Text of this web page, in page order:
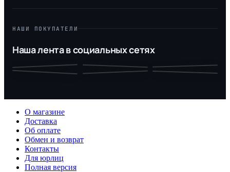
НАШИ ПОКУПАТЕЛИ
Наша лента в социальных сетях
О магазине
Доставка
Об оплате
Обмен и возврат
Контакты
Для юрлиц
Полная версия